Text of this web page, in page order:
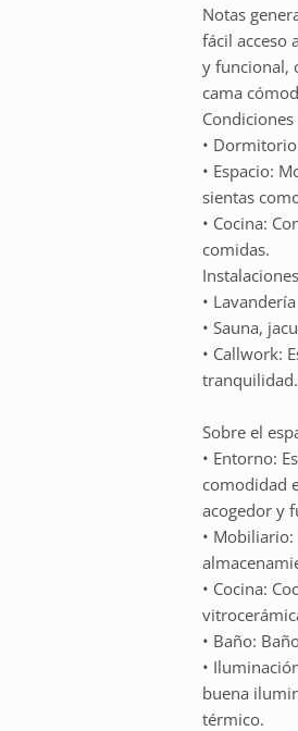
Notas
fácil acceso
y funcional,
cama
•
• Espacio:
sientas
• Cocina:
comidas.
•
• Sauna,
• Callwork:
tranquilidad.
Sobre el
• Entorno:
comodidad
acogedor y
•
• Cocina:
• Baño:
•
buena
térmico.